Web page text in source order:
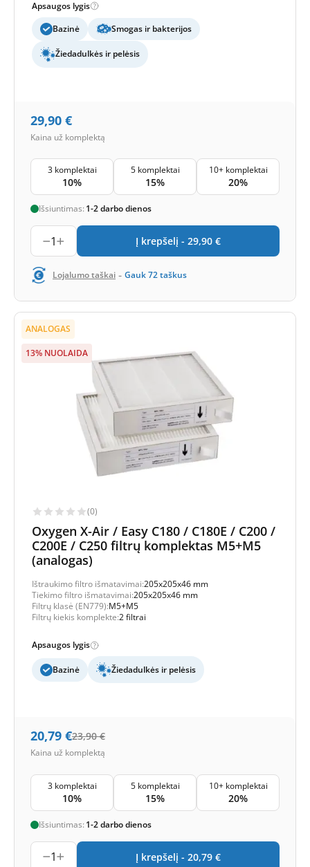
Apsaugos lygis
Bazinė
Smogas ir bakterijos
Žiedadulkės ir pelėsis
29,90 €
Kaina už komplektą
3 komplektai
10%
5 komplektai
15%
10+ komplektai
20%
Išsiuntimas: 1-2 darbo dienos
1 Į krepšelį - 29,90 €
Lojalumo taškai - Gauk72taškus
ANALOGAS
13% NUOLAIDA
(0)
Oxygen X-Air / Easy C180 / C180E / C200 /
C200E / C250 filtrų komplektas M5+M5
(analogas)
Ištraukimo filtro išmatavimai:205x205x46 mm
Tiekimo filtro išmatavimai:205x205x46 mm
Filtrų klasė (EN779):M5+M5
Filtrų kiekis komplekte:2 filtrai
Apsaugos lygis
Bazinė Žiedadulkės ir pelėsis
20,79 €23,90 €
Kaina už komplektą
3 komplektai
10%
5 komplektai
15%
10+ komplektai
20%
Išsiuntimas: 1-2 darbo dienos
1 Į krepšelį - 20,79 €